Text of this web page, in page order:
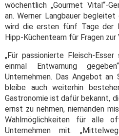
wöchentlich „Gourmet Vital“-
an. Werner Langbauer
wird die ersten fünf Tage der
Hipp-Küchenteam für Fragen
„Für passionierte Fleisch-
einmal Entwarnung
Unternehmen. Das Angebot an
bleibe auch weiterhin
Gastronomie ist dafür bekannt,
ernst zu nehmen, niemanden
Wahlmöglichkeiten für alle
Unternehmen mit.